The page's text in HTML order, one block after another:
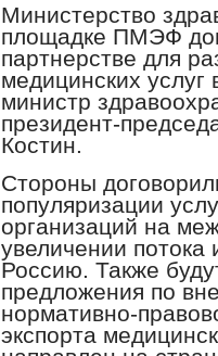
Министерство
площадке ПМЭФ
партнерстве для
медицинских
министр
президент-
Костин.
Стороны
популяризации
организаций на
увеличении потока
Россию. Также
предложения по
нормативно-
экспорта